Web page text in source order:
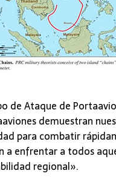
de Ataque de
demuestran
para combatir
a enfrentar a todos
regional».